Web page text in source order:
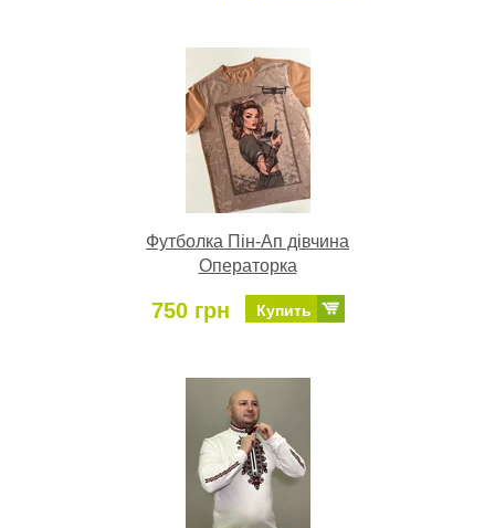
Футболка Пін-Ап дівчина
Операторка
750 грн Купить